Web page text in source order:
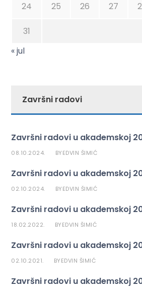
24 25 26 27
31
« jul
Završni radovi
Završni radovi u akademskoj
08.10.2024. BYEDVIN ŠIMIĆ
Završni radovi u akademskoj
02.10.2024. BYEDVIN ŠIMIĆ
Završni radovi u akademskoj
18.02.2022. BYEDVIN ŠIMIĆ
Završni radovi u akademskoj
02.10.2021. BYEDVIN ŠIMIĆ
Završni radovi u akademskoj